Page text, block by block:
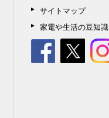
サイトマップ
家電や生活の豆知識